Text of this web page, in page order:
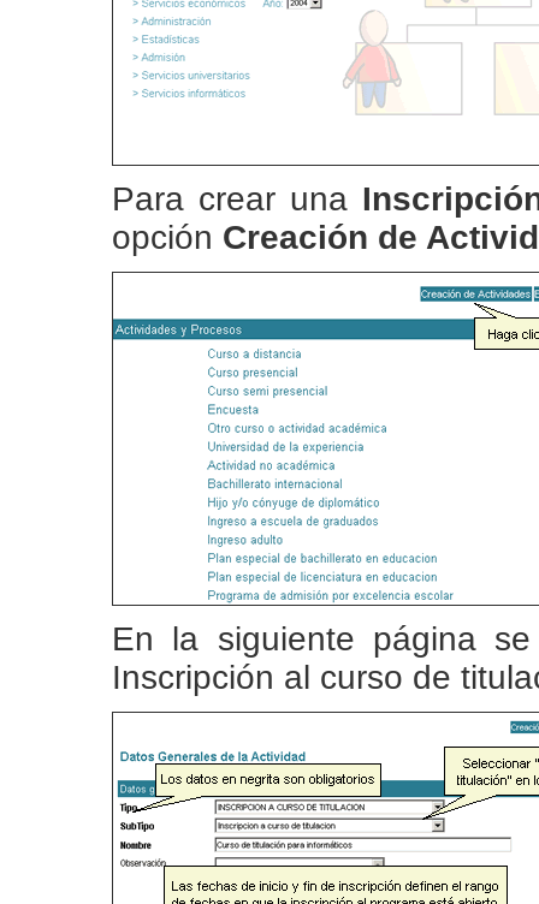
Para crear una
opción Creación de
En la siguiente página
Inscripción al curso de